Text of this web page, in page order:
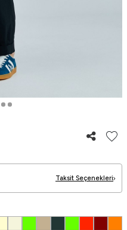
Taksit Seçenekleri